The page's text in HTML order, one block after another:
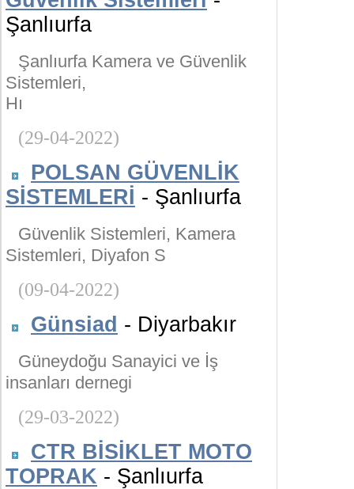
Şanlıurfa
Şanlıurfa Kamera ve Güvenlik
Sistemleri,
Hı
(29-04-2022)
POLSAN GÜVENLİK
SİSTEMLERİ - Şanlıurfa
Güvenlik Sistemleri, Kamera
Sistemleri, Diyafon S
(09-04-2022)
Günsiad - Diyarbakır
Güneydoğu Sanayici ve İş
insanları dernegi
(29-03-2022)
CTR BİSİKLET MOTO
TOPRAK - Şanlıurfa